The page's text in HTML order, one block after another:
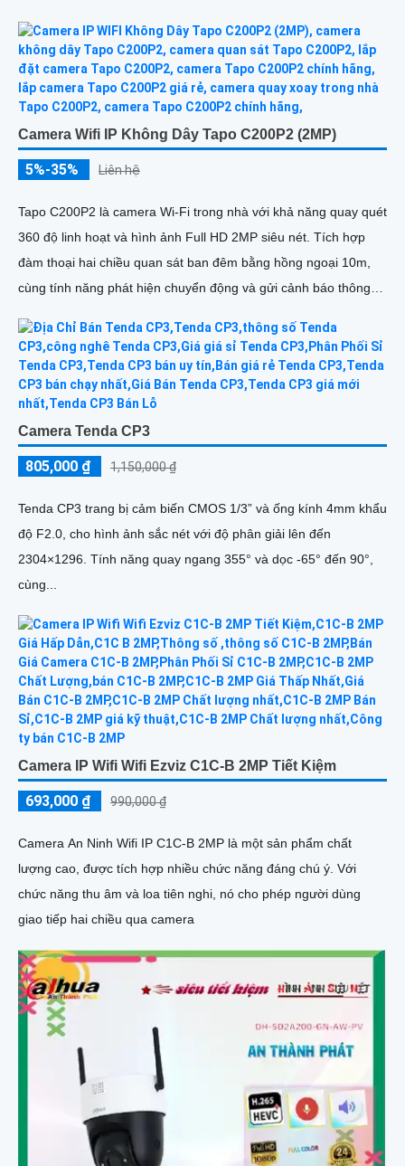
biến quan trọng và tính năng phát hiện chuyển động thông minh
và gửi cảnh báo
Camera Wifi IP Không Dây Tapo C200P2 (2MP)
5%-35% Liên hệ
Tapo C200P2 là camera Wi-Fi trong nhà với khả năng quay quét
360 độ linh hoạt và hình ảnh Full HD 2MP siêu nét. Tích hợp
đàm thoại hai chiều quan sát ban đêm bằng hồng ngoại 10m,
cùng tính năng phát hiện chuyển động và gửi cảnh báo thông
Camera Tenda CP3
805,000 ₫ 1,150,000 ₫
Tenda CP3 trang bị cảm biến CMOS 1/3” và ống kính 4mm khẩu
độ F2.0, cho hình ảnh sắc nét với độ phân giải lên đến
2304×1296. Tính năng quay ngang 355° và dọc -65° đến 90°,
cùng...
Camera IP Wifi Wifi Ezviz C1C-B 2MP Tiết Kiệm
693,000 ₫ 990,000 ₫
Camera An Ninh Wifi IP C1C-B 2MP là một sản phẩm chất
lượng cao, được tích hợp nhiều chức năng đáng chú ý. Với
chức năng thu âm và loa tiên nghi, nó cho phép người dùng
giao tiếp hai chiều qua camera